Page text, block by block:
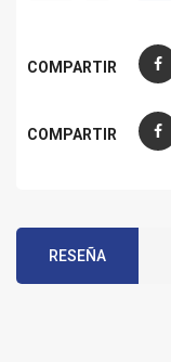
COMPARTIR
COMPARTIR
RESEÑA